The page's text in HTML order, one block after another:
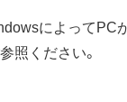
によってPC
照ください。